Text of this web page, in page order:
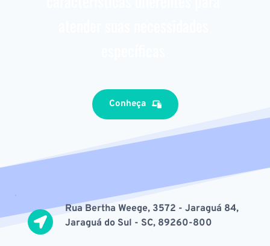
Conheça
Rua Bertha Weege, 3572 - Jaraguá 84,
Jaraguá do Sul - SC, 89260-800